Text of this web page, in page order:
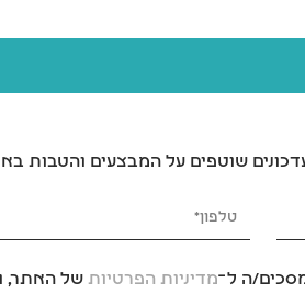
שוטפים על המבצעים והטבות
ה ל־מדיניות הפרטיות של האתר,